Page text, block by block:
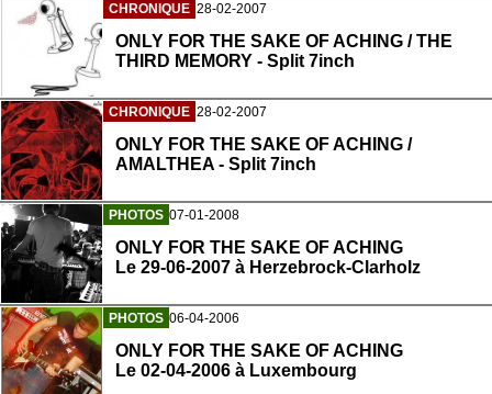
CHRONIQUE 28-02-2007
ONLY FOR THE SAKE OF ACHING / THE
THIRD MEMORY - Split 7inch
CHRONIQUE 28-02-2007
ONLY FOR THE SAKE OF ACHING /
AMALTHEA - Split 7inch
PHOTOS 07-01-2008
ONLY FOR THE SAKE OF ACHING
Le 29-06-2007 à Herzebrock-Clarholz
PHOTOS 06-04-2006
ONLY FOR THE SAKE OF ACHING
Le 02-04-2006 à Luxembourg